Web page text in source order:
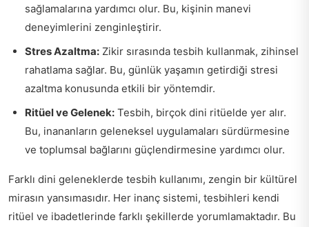
sağlamalarına yardımcı olur. Bu, kişinin manevi
deneyimlerini zenginleştirir.
Stres Azaltma: Zikir sırasında tesbih kullanmak, zihinsel
rahatlama sağlar. Bu, günlük yaşamın getirdiği stresi
azaltma konusunda etkili bir yöntemdir.
Ritüel ve Gelenek: Tesbih, birçok dini ritüelde yer alır.
Bu, inananların geleneksel uygulamaları sürdürmesine
ve toplumsal bağlarını güçlendirmesine yardımcı olur.
Farklı dini geleneklerde tesbih kullanımı, zengin bir kültürel
mirasın yansımasıdır. Her inanç sistemi, tesbihleri kendi
ritüel ve ibadetlerinde farklı şekillerde yorumlamaktadır. Bu